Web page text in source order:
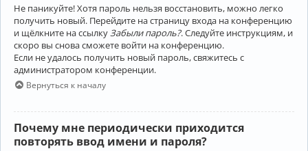
Не паникуйте! Хотя пароль нельзя восстановить, можно легко
получить новый. Перейдите на страницу входа на конференцию
и щёлкните на ссылку Забыли пароль?. Следуйте инструкциям, и
скоро вы снова сможете войти на конференцию.
Если не удалось получить новый пароль, свяжитесь с
администратором конференции.
Вернуться к началу
Почему мне периодически приходится
повторять ввод имени и пароля?